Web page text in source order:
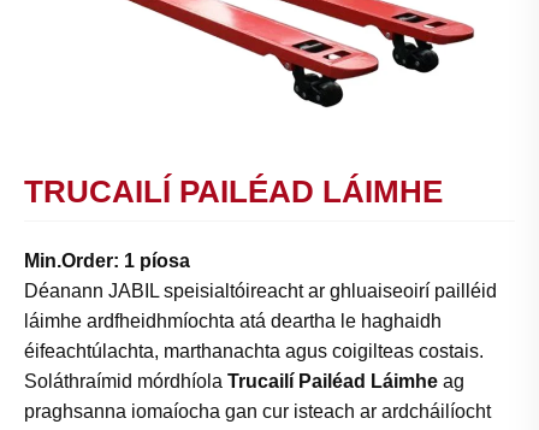
TRUCAILÍ PAILÉAD LÁIMHE
Min.Order: 1 píosa
Déanann JABIL speisialtóireacht ar ghluaiseoirí pailléid
láimhe ardfheidhmíochta atá deartha le haghaidh
éifeachtúlachta, marthanachta agus coigilteas costais.
Soláthraímid mórdhíola Trucailí Pailéad Láimhe ag
praghsanna iomaíocha gan cur isteach ar ardcháilíocht